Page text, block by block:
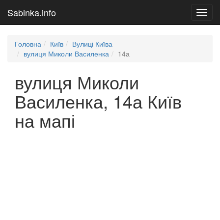
Sabinka.info
Головна Київ
Вулиці Київа
вулиця Миколи Василенка
14а
вулиця Миколи
Василенка, 14а Київ
на мапі